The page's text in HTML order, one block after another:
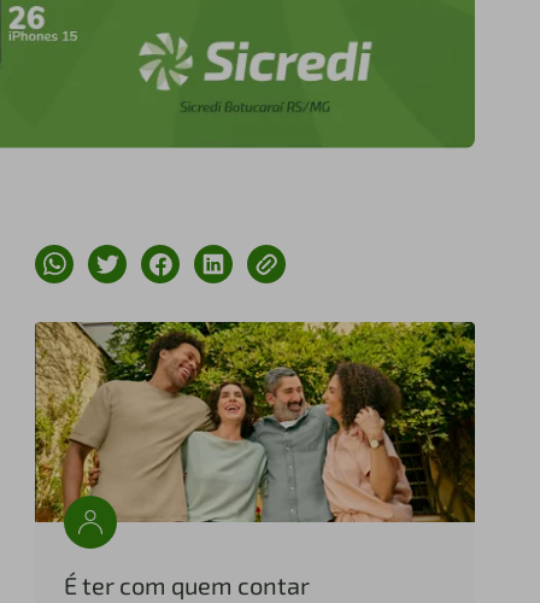
É ter com quem contar